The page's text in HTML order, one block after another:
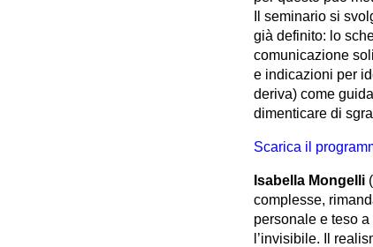
Il seminario si
già definito: lo
comunicazione
e indicazioni per
deriva) come
dimenticare di
Scarica il
Isabella Mongelli
complesse,
personale e teso
l’invisibile. Il